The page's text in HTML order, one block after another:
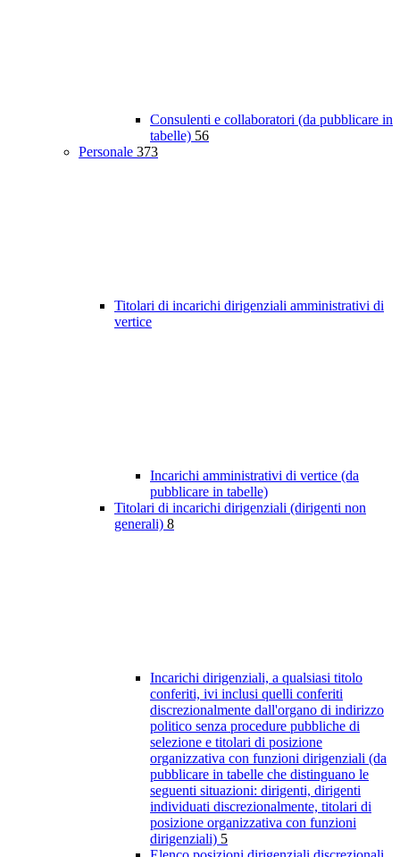
Consulenti e collaboratori (da pubblicare in
tabelle) 56
Personale 373
Titolari di incarichi dirigenziali amministrativi di
vertice
Incarichi amministrativi di vertice (da
pubblicare in tabelle)
Titolari di incarichi dirigenziali (dirigenti non
generali) 8
Incarichi dirigenziali, a qualsiasi titolo
conferiti, ivi inclusi quelli conferiti
discrezionalmente dall'organo di indirizzo
politico senza procedure pubbliche di
selezione e titolari di posizione
organizzativa con funzioni dirigenziali (da
pubblicare in tabelle che distinguano le
seguenti situazioni: dirigenti, dirigenti
individuati discrezionalmente, titolari di
posizione organizzativa con funzioni
dirigenziali) 5